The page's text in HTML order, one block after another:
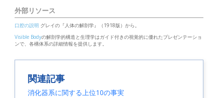
外部リソース
口腔の説明 グレイの『人体の解剖学』（1918版）から。
Visible Bodyの解剖学的構造と生理学はガイド付きの視覚的に優れたプレゼンテーショ
ンで、各構体系の詳細情報を提供します。
関連記事
消化器系に関する上位10の事実